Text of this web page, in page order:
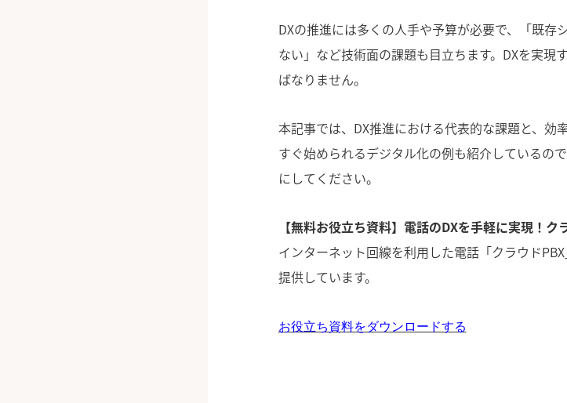
DXの推進には多くの人手や予算が必要で、「既
ない」など技術面の課題も目立ちます。DXを実
ばなりません。
本記事では、DX推進における代表的な課題と、効
すぐ始められるデジタル化の例も紹介しているの
にしてください。
【無料お役立ち資料】電話のDXを手軽に実現！
インターネット回線を利用した電話「クラウド
提供しています。
お役立ち資料をダウンロードする